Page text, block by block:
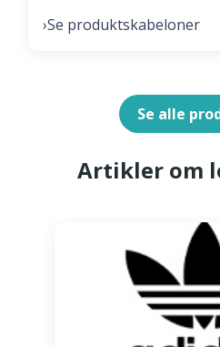
›Se produktskabeloner
Se alle
Artikler om